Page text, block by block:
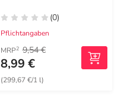
(0)
Pflichtangaben
MRP2 9,54 €
8,99 €
(299,67 €/1 l)